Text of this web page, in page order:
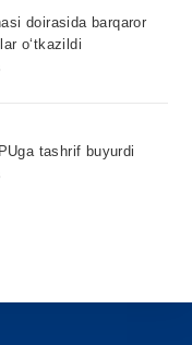
doirasida barqaror
o‘tkazildi
tashrif buyurdi